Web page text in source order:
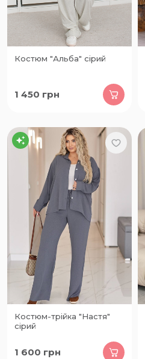
Костюм "Альба" сірий
1 450 грн
Костюм-трійка "Настя"
сірий
1 600 грн